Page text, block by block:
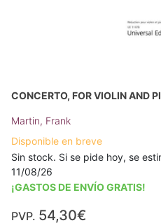
CONCERTO, FOR VIOLIN AND
Martin, Frank
Disponible en breve
Sin stock. Si se pide hoy, se
11/08/26
¡GASTOS DE ENVÍO GRATIS!
PVP. 54,30€